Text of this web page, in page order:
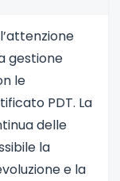
gestione
le
PDT. La
delle
la
e la